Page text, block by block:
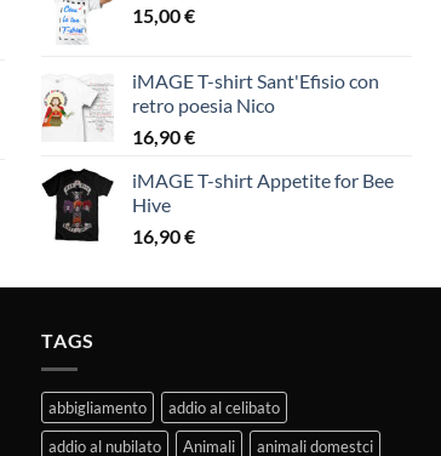
15,00€
iMAGE T-shirt Sant'Efisio con
retro poesia Nico
16,90€
iMAGE T-shirt Appetite for Bee
Hive
16,90€
TAGS
abbigliamento
addio al celibato
addio al nubilato
Animali animali domestci